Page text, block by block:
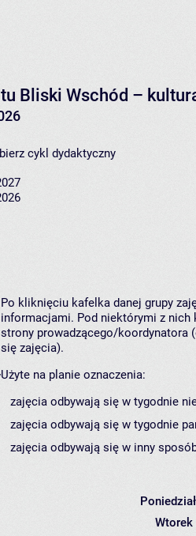
Bliski Wschód –
cykl dydaktyczny
Po kliknięciu kafelka danej grupy
informacjami. Pod niektórymi z nich
strony prowadzącego/koordynatora
się zajęcia).
Użyte na planie oznaczenia:
zajęcia odbywają się w tygodnie
zajęcia odbywają się w tygodnie
zajęcia odbywają się w inny
Wtorek